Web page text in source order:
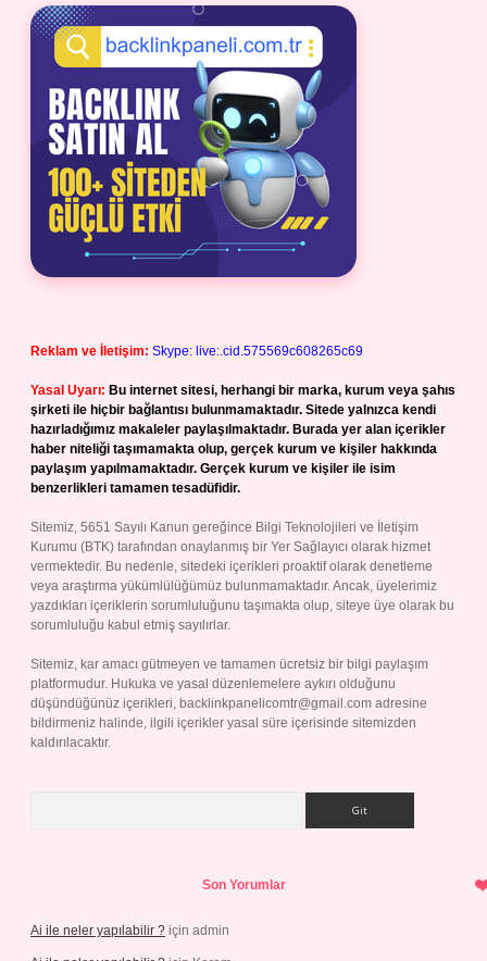
Reklam ve İletişim: Skype: live:.cid.575569c608265c69
Yasal Uyarı: Bu internet sitesi, herhangi bir marka, kurum veya şahıs
şirketi ile hiçbir bağlantısı bulunmamaktadır. Sitede yalnızca kendi
hazırladığımız makaleler paylaşılmaktadır. Burada yer alan içerikler
haber niteliği taşımamakta olup, gerçek kurum ve kişiler hakkında
paylaşım yapılmamaktadır. Gerçek kurum ve kişiler ile isim
benzerlikleri tamamen tesadüfidir.
Sitemiz, 5651 Sayılı Kanun gereğince Bilgi Teknolojileri ve İletişim
Kurumu (BTK) tarafından onaylanmış bir Yer Sağlayıcı olarak hizmet
vermektedir. Bu nedenle, sitedeki içerikleri proaktif olarak denetleme
veya araştırma yükümlülüğümüz bulunmamaktadır. Ancak, üyelerimiz
yazdıkları içeriklerin sorumluluğunu taşımakta olup, siteye üye olarak bu
sorumluluğu kabul etmiş sayılırlar.
Sitemiz, kar amacı gütmeyen ve tamamen ücretsiz bir bilgi paylaşım
platformudur. Hukuka ve yasal düzenlemelere aykırı olduğunu
düşündüğünüz içerikleri, backlinkpanelicomtr@gmail.com adresine
bildirmeniz halinde, ilgili içerikler yasal süre içerisinde sitemizden
kaldırılacaktır.
Son Yorumlar
Ai ile neler yapılabilir ? için admin